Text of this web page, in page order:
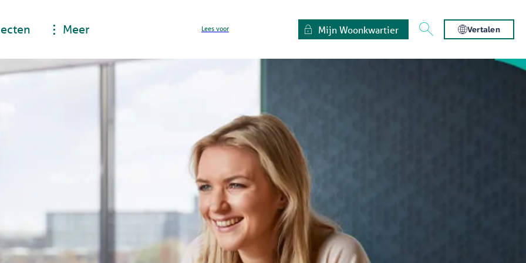
Meer Mijn Woonkwartier
Lees voor Vertalen